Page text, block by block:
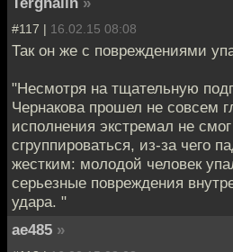
#117 | 16.02.15 08:08
Так он же с повреждениями
"Несмотря на тщательную
Чернакова прошел не совсем
исполнения экстремал не
сгруппироваться, из-за чего
жестким: молодой человек
серьезные повреждения
удара. "
ae485 »